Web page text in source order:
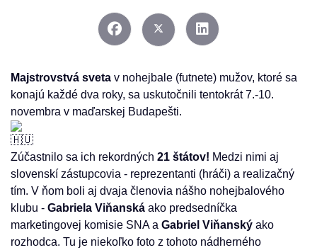
Majstrovstvá sveta v nohejbale (futnete) mužov, ktoré sa
konajú každé dva roky, sa uskutočnili tentokrát 7.-10.
novembra v maďarskej Budapešti.
Zúčastnilo sa ich rekordných 21 štátov! Medzi nimi aj
slovenskí zástupcovia - reprezentanti (hráči) a realizačný
tím. V ňom boli aj dvaja členovia nášho nohejbalového
klubu - Gabriela Viňanská ako predsedníčka
marketingovej komisie SNA a Gabriel Viňanský ako
rozhodca. Tu je niekoľko foto z tohoto nádherného